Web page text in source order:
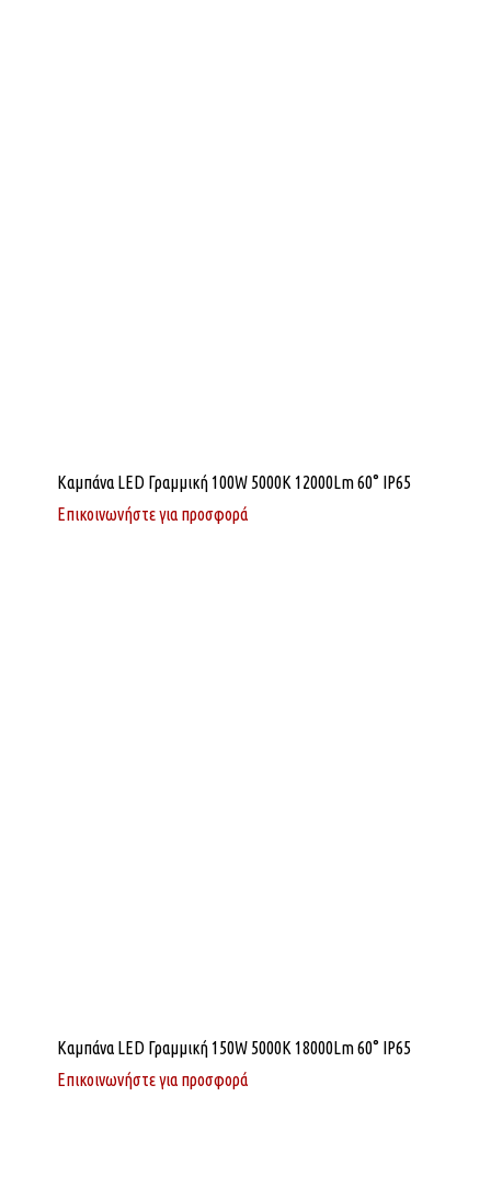
Καμπάνα LED Γραμμική 100W 5000K 12000Lm 60° IP65
Επικοινωνήστε για προσφορά
Καμπάνα LED Γραμμική 150W 5000K 18000Lm 60° IP65
Επικοινωνήστε για προσφορά